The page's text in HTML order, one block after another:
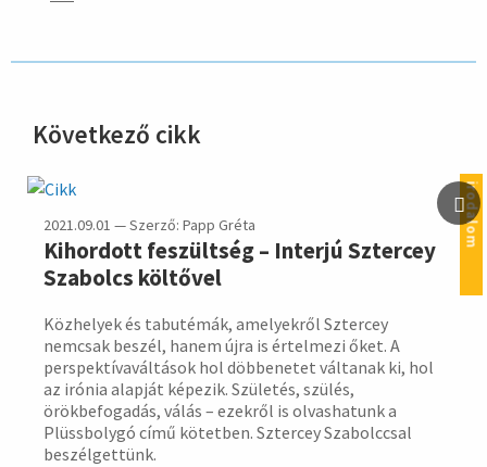
Következő cikk
irodalom
2021.09.01 — Szerző: Papp Gréta
Kihordott feszültség – Interjú Sztercey
Szabolcs költővel
Közhelyek és tabutémák, amelyekről Sztercey
nemcsak beszél, hanem újra is értelmezi őket. A
perspektívaváltások hol döbbenetet váltanak ki, hol
az irónia alapját képezik. Születés, szülés,
örökbefogadás, válás – ezekről is olvashatunk a
Plüssbolygó című kötetben. Sztercey Szabolccsal
beszélgettünk.